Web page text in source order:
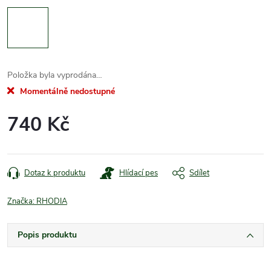
Položka byla vyprodána…
Momentálně nedostupné
740 Kč
cena:
Dotaz k produktu Hlídací pes Sdílet
Značka: RHODIA
Popis produktu